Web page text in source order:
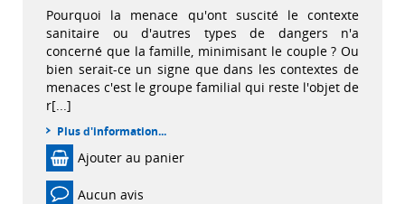
Pourquoi la menace qu'ont suscité le contexte
sanitaire ou d'autres types de dangers n'a
concerné que la famille, minimisant le couple ? Ou
bien serait-ce un signe que dans les contextes de
menaces c'est le groupe familial qui reste l'objet de
r[...]
Plus d'information...
Ajouter au panier
Aucun avis